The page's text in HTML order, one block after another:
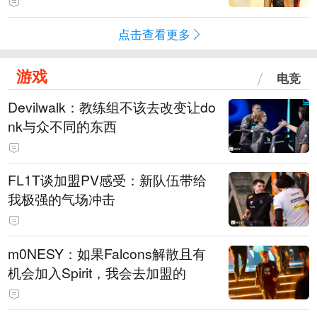
点击查看更多
游戏 电竞
Devilwalk：教练组不该去改变让do
nk与众不同的东西
FL1T谈加盟PV感受：新队伍带给
我极强的气场冲击
m0NESY：如果Falcons解散且有
机会加入Spirit，我会去加盟的